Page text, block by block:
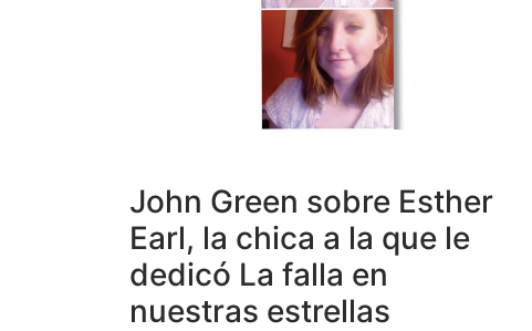
John Green sobre Esther
Earl, la chica a la que le
dedicó La falla en
nuestras estrellas